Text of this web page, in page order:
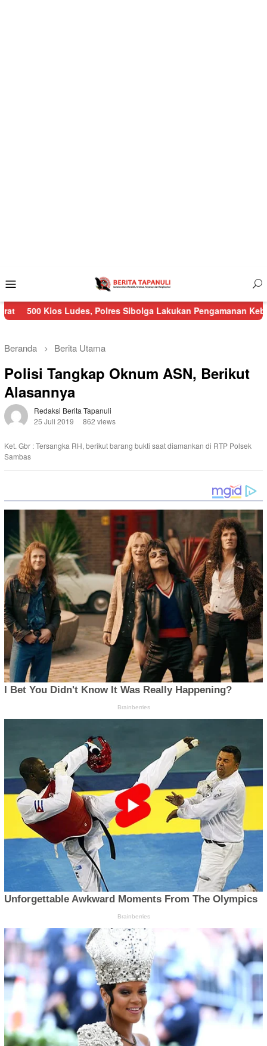
Mobile
Ludes, Polres Sibolga Lakukan Pengamanan Kebakaran
Beranda Berita Utama
Polisi Tangkap Oknum ASN, Berikut
Alasannya
Redaksi Berita Tapanuli
25 Juli 2019
862 views
Ket. Gbr : Tersangka RH, berikut barang bukti saat diamankan di RTP Polsek
Sambas